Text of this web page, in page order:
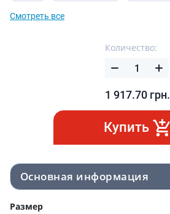
Смотреть все
Количество:
1 917.70 грн.
Купить
Основная информация
Размер